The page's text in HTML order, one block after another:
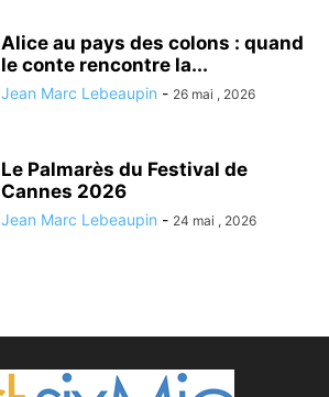
Alice au pays des colons : quand
le conte rencontre la...
Jean Marc Lebeaupin - 26 mai , 2026
Le Palmarès du Festival de
Cannes 2026
Jean Marc Lebeaupin - 24 mai , 2026